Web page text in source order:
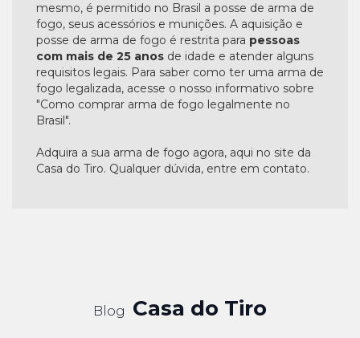
mesmo, é permitido no Brasil a posse de arma de
fogo, seus acessórios e munições. A aquisição e
posse de arma de fogo é restrita para pessoas
com mais de 25 anos de idade e atender alguns
requisitos legais. Para saber como ter uma arma de
fogo legalizada, acesse o nosso informativo sobre
"Como comprar arma de fogo legalmente no
Brasil".
Adquira a sua arma de fogo agora, aqui no site da
Casa do Tiro. Qualquer dúvida, entre em contato.
Blog Casa do Tiro